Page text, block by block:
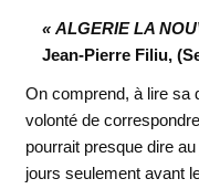
« ALGERIE LA
Jean-Pierre Filiu,
On comprend, à lire sa
volonté de
pourrait presque dire
jours seulement avant